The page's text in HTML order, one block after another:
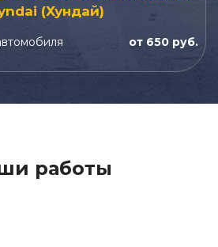
(Хундай)
от 650 руб.
работы